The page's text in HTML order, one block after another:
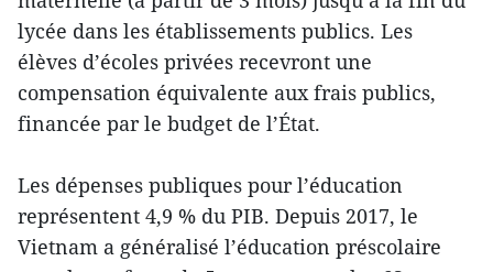
lycée dans les établissements publics. Les
élèves d’écoles privées recevront une
compensation équivalente aux frais publics,
financée par le budget de l’État.
Les dépenses publiques pour l’éducation
représentent 4,9 % du PIB. Depuis 2017, le
Vietnam a généralisé l’éducation préscolaire